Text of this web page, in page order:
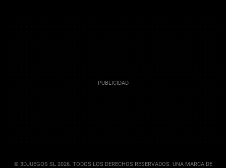
© 3DJUEGOS SL 2026. TODOS LOS DERECHOS RESERVADOS. UNA MARCA DE